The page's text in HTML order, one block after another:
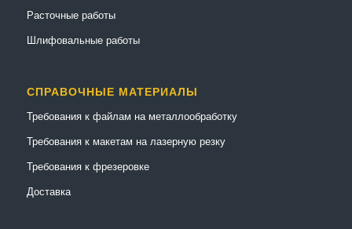
Расточные работы
Шлифовальные работы
СПРАВОЧНЫЕ МАТЕРИАЛЫ
Требования к файлам на металлообработку
Требования к макетам на лазерную резку
Требования к фрезеровке
Доставка